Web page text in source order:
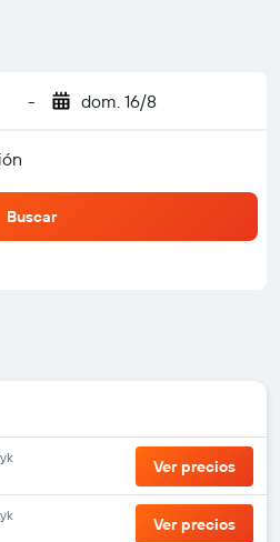
- dom. 16/8
Buscar
Ver precios
Ver precios